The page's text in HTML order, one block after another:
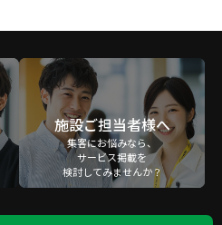
施設ご担当者様へ
集客にお悩みなら、
サービス掲載を
検討してみませんか？